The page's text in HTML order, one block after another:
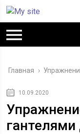
Главная ›
10.09.2020